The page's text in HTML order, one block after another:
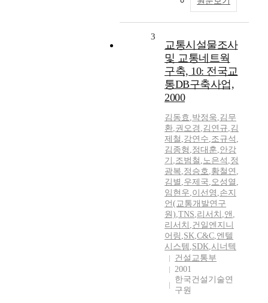
3
교통시설물조사
및 교통네트웍
구축, 10: 전국교
통DB구축사업,
2000
김동효 ,박정욱,김무
환,권오경 ,김연규,김
제철 ,강연수,조규석 ,
김종형 ,정대훈,안강
기 ,조범철 ,노은석 ,정
광복,정승호,황철연 ,
김별 ,우제국,오성열 ,
임현우,이선영 ,손지
언(교통개발연구
원),TNS,리서치 ,앤 ,
리서치 ,건일엔지니
어링 ,SK,C&C,엔텔
시스템 ,SDK,시너텍
건설교통부
2001
한국건설기술연
구원